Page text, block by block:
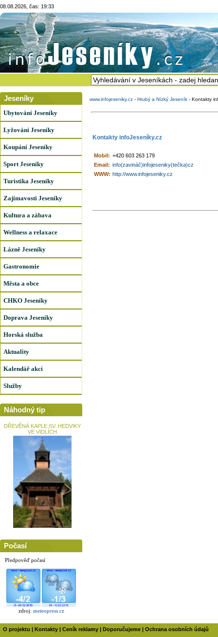
08.08.2026, čas: 19:33
Jeseníky
Ubytování Jeseníky
Lyžování Jeseníky
Koupání Jeseníky
Sport Jeseníky
Turistika Jeseníky
Zajímavosti Jeseníky
Kultura a zábava
Wellness a relaxace
Lázně Jeseníky
Gastronomie
Města a obce
CHKO Jeseníky
Doprava Jeseníky
Horská služba
Aktuality
Kalendář akcí
Služby
Náhodný tip
DŘEVĚNÁ KAPLE SV. HEDVIKY
VE VIDLÍCH
Počasí
Předpověď počasí
zdroj: meteopress.cz
www.infojeseniky.cz - Hrubý a Nízký Jeseník - Kontakty
Kontakty infoJeseníky.cz
Mobil: +420 603 263 179
Email: info(zavináč)infojeseniky(tečka)cz
WWW: http://www.infojeseniky.cz
O projektu | Kontakty | Ceník reklamy | Doporučujeme | Ochrana osobních údajů